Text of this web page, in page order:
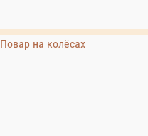
Повар на колёсах